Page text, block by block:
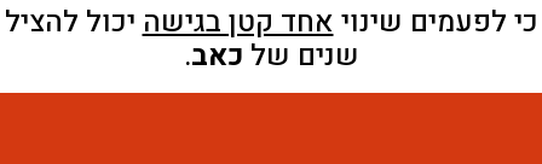
כי לפעמים שינויאחד קטן בגישהיכול להציל
שנים של כאב.